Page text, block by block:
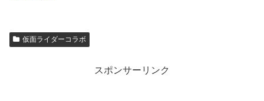
仮面ライダーコラボ
スポンサーリンク